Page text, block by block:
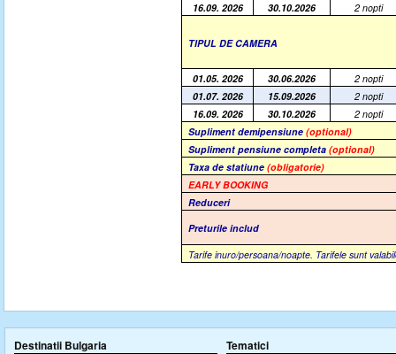
16.09. 2026
30.10.2026 2 nopti
TIPUL DE CAMERA
01.05. 2026 30.06.2026
2 nopti
01.07. 2026
15.09.2026
2 nopti
16.09. 2026
30.10.2026
2 nopti
Supliment demipensiune (optional)
Supliment pensiune completa(optional)
Taxa de statiune (obligatorie)
EARLY BOOKING
Reduceri
Preturile includ
Tarife inuro/persoana/noapte. Tarifele sunt
Destinatii Bulgaria Tematici